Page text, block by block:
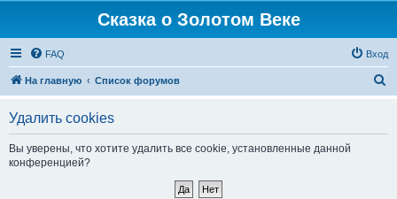
Сказка о Золотом Веке
FAQ Вход
На главную Список форумов
Удалить cookies
Вы уверены, что хотите удалить все cookie, установленные данной
конференцией?